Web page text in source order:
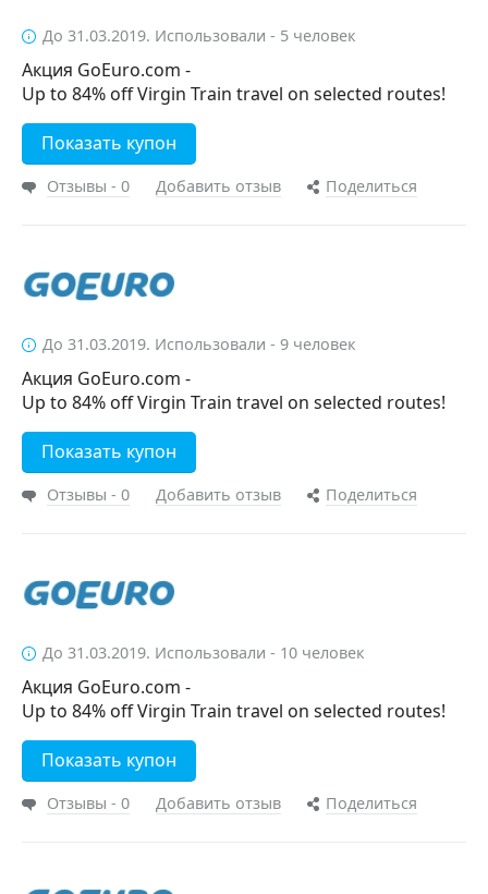
До 31.03.2019. Использовали - 5 человек
Акция GoEuro.com -
Up to 84% off Virgin Train travel on selected routes!
Показать купон
Отзывы - 0 Добавить отзыв Поделиться
До 31.03.2019. Использовали - 9 человек
Акция GoEuro.com -
Up to 84% off Virgin Train travel on selected routes!
Показать купон
Отзывы - 0 Добавить отзыв Поделиться
До 31.03.2019. Использовали - 10 человек
Акция GoEuro.com -
Up to 84% off Virgin Train travel on selected routes!
Показать купон
Отзывы - 0 Добавить отзыв Поделиться